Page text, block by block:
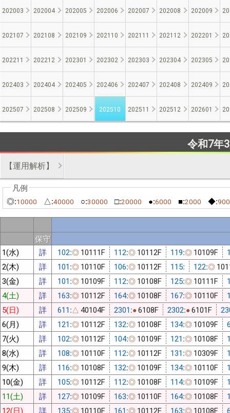
202003 202004 202005 202006 202007 202008 202009
202107 202108 202109 202110 202111 202112 202201
202211 202212 202301 202302 202303 202304 202305
202403 202404 202405 202406 202407 202408 202409
202507 202508 202509 202510 202511 202512 202601
令和7年
【運用解析】
◎:10000 △:40000 ○:30000 □:20000 ●:6000 ■:2000 ◆:
保守
1(水)
詳 102:◎ 10111F 112:◎ 10112F 119:◎ 10109F
2(木)
詳 101:◎ 10110F 106:◎ 10112F 115: 122:◎
3(金)
詳 101:◎ 10109F 112:◎ 10108F 125:◎ 10111F
4(土)
詳 163:◎ 10112F 164:◎ 10108F 167:◎ 10110F
5(日)
詳 611:△ 40104F 2301:●6108F 2302:●6101F
6(月)
詳 121:◎ 10112F 132:◎ 10108F 134:◎ 10109F
7(火)
詳 102:◎ 10112F 104:◎ 10109F 121:◎ 10108F
8(水)
詳 108:◎ 10110F 112:◎ 10112F 131:◎ 10309F
9(木)
詳 116:◎ 10108F 132:◎ 10109F 134:◎ 10110F
10(金)
詳 105:◎ 10112F 112:◎ 10108F 114:◎ 10109F
11(土)
詳 127:◎ 10109F 163:◎ 10110F 164:◎ 10108F
12(日)
詳 135:◎ 10110F 161:◎ 10112F 163:◎ 10108F